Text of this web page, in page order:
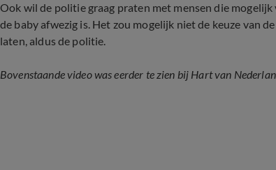
Ook wil de politie graag praten met mensen die
de baby afwezig is. Het zou mogelijk niet de keuze van
laten, aldus de politie.
Bovenstaande video was eerder te zien bij Hart van